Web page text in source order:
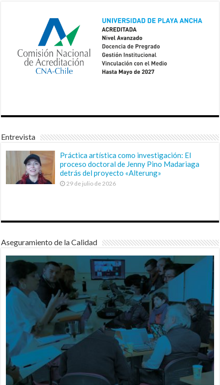
Entrevista
Práctica artística como investigación: El
proceso doctoral de Jenny Pino Madariaga
detrás del proyecto «Alterung»
29 de julio de 2026
Aseguramiento de la Calidad